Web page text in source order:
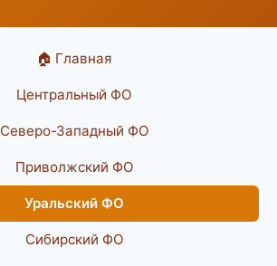
🏠 Главная
Центральный ФО
Северо-Западный ФО
Приволжский ФО
Уральский ФО
Сибирский ФО